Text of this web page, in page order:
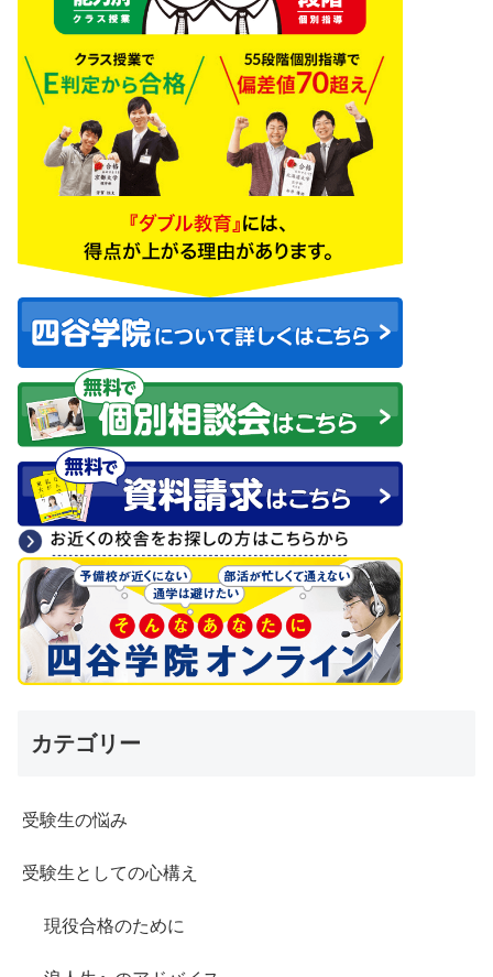
カテゴリー
受験生の悩み
受験生としての心構え
現役合格のために